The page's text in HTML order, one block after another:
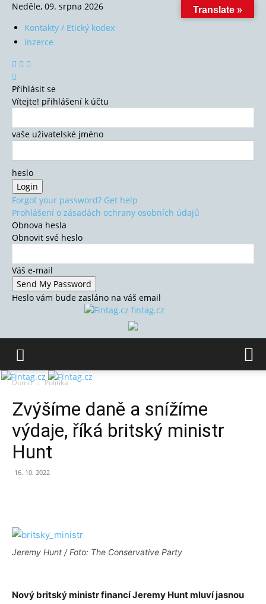
Neděle, 09. srpna 2026
Kontakty / Etický kodex
Inzerce
Přihlásit se
Vítejte! přihlášení k účtu
vaše uživatelské jméno
heslo
Forgot your password? Get help
Prohlášení o zásadách ochrany osobních údajů
Obnova hesla
Obnovit své heslo
Váš e-mail
Heslo vám bude zasláno na váš email
fintag.cz
Domů Politika
Zvýšíme daně a snížíme
výdaje, říká britský ministr
Hunt
16. 10. 2022
Jeremy Hunt / Foto: The Conservative Party
Nový britský ministr financí Jeremy Hunt mluví jasnou
Translate »